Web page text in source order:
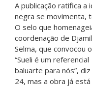
A publicação ratifica a
negra se movimenta,
O selo que
coordenação de
Selma, que convocou
“Sueli é um
baluarte para nós”,
24, mas a obra já